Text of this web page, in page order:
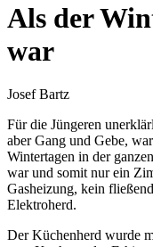
Als der
war
Josef Bartz
Für die Jüngeren
aber Gang und Gebe,
Wintertagen in der
war und somit nur ein
Gasheizung, kein
Elektroherd.
Der Küchenherd wurde